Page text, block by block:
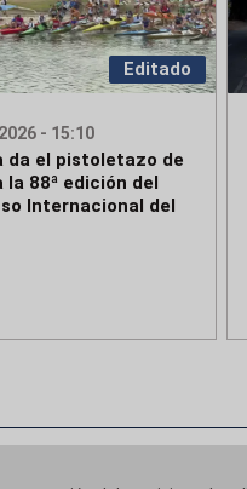
Editado
- 15:10
da el pistoletazo de
la 88ª edición del
Internacional del